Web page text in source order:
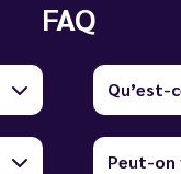
FAQ
Qu’est-
Peut-on